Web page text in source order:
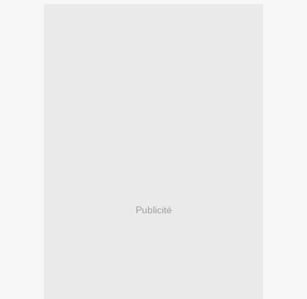
Publicité